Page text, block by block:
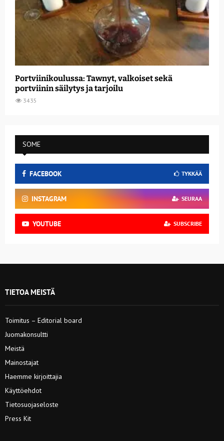
Portviinikoulussa: Tawnyt, valkoiset sekä
portviinin säilytys ja tarjoilu
3435
SOME
FACEBOOK TYKKÄÄ
INSTAGRAM SEURAA
YOUTUBE SUBSCRIBE
TIETOA MEISTÄ
Toimitus – Editorial board
Juomakonsultti
Meistä
Mainostajat
Haemme kirjoittajia
Käyttöehdot
Tietosuojaseloste
Press Kit